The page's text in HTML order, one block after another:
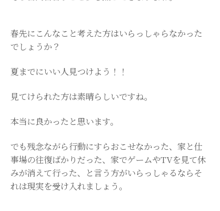
春先にこんなこと考えた方はいらっしゃらなかった
でしょうか？
夏までにいい人見つけよう！！
見てけられた方は素晴らしいですね。
本当に良かったと思います。
でも残念ながら行動にすらおこせなかった、家と仕
事場の往復ばかりだった、家でゲームやTVを見て休
みが消えて行った、と言う方がいらっしゃるならそ
れは現実を受け入れましょう。